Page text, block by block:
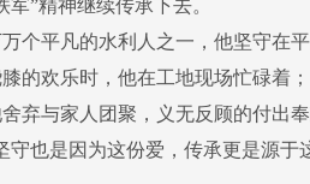
”精神继续传承下去。
个平凡的水利人之一，他坚守在
的欢乐时，他在工地现场忙碌着
弃与家人团聚，义无反顾的付出
也是因为这份爱，传承更是源于